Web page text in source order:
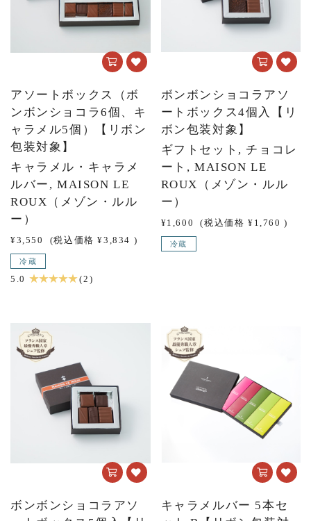
アソートボックス（ボ
ンボンショコラ6個、キ
ャラメル5個）【リボン
包装対象】
キャラメル・キャラメ
ルバー, MAISON LE
ROUX（メゾン・ルル
ー）
¥3,550 (税込価格 ¥3,834 )
冷蔵
5.0 ★ ★ ★ ★ ★(2)
ボンボンショコラアソ
ートボックス4個入【リ
ボン包装対象】
ギフトセット, チョコレ
ート, MAISON LE
ROUX（メゾン・ルル
ー）
¥1,600 (税込価格 ¥1,760 )
冷蔵
ボンボンショコラアソ
キャラメルバー 5本セ